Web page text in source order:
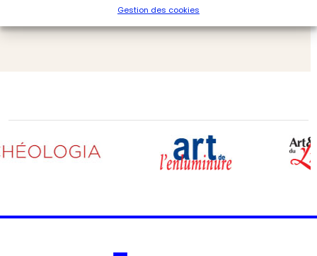
Gestion des cookies
Archéologia